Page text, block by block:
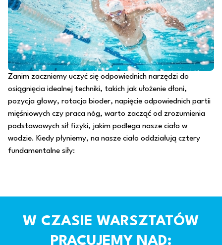
Zanim zaczniemy uczyć się odpowiednich narzędzi do
osiągnięcia idealnej techniki, takich jak ułożenie dłoni,
pozycja głowy, rotacja bioder, napięcie odpowiednich partii
mięśniowych czy praca nóg, warto zacząć od zrozumienia
podstawowych sił fizyki, jakim podlega nasze ciało w
wodzie. Kiedy płyniemy, na nasze ciało oddziałują cztery
fundamentalne siły:
W CZASIE WARSZTATÓW
PRACUJEMY NAD: